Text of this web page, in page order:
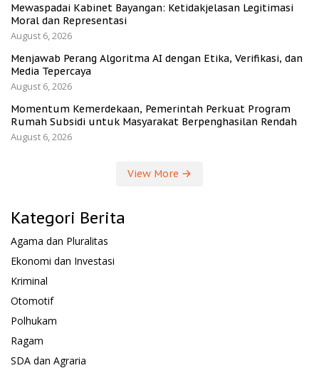
Mewaspadai Kabinet Bayangan: Ketidakjelasan Legitimasi
Moral dan Representasi
August 6, 2026
Menjawab Perang Algoritma AI dengan Etika, Verifikasi, dan
Media Tepercaya
August 6, 2026
Momentum Kemerdekaan, Pemerintah Perkuat Program
Rumah Subsidi untuk Masyarakat Berpenghasilan Rendah
August 6, 2026
View More
Kategori Berita
Agama dan Pluralitas
Ekonomi dan Investasi
Kriminal
Otomotif
Polhukam
Ragam
SDA dan Agraria